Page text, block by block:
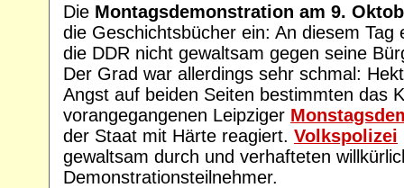
Die Montagsdemonstration am 9.
die Geschichtsbücher ein: An diesem Tag
die DDR nicht gewaltsam gegen seine
Der Grad war allerdings sehr schmal:
Angst auf beiden Seiten bestimmten das
vorangegangenen Leipziger
der Staat mit Härte reagiert. Volkspolizei
gewaltsam durch und verhafteten
Demonstrationsteilnehmer.